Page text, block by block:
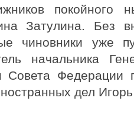
покойного
Затулина. Без
чиновники уже
начальника
Совета Федерации
дел